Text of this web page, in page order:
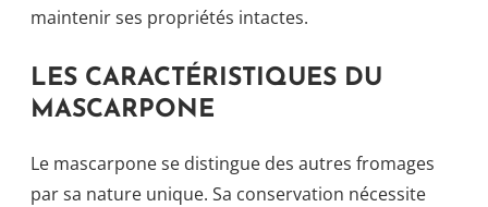
maintenir ses propriétés intactes.
LES CARACTÉRISTIQUES DU
MASCARPONE
Le mascarpone se distingue des autres fromages
par sa nature unique. Sa conservation nécessite